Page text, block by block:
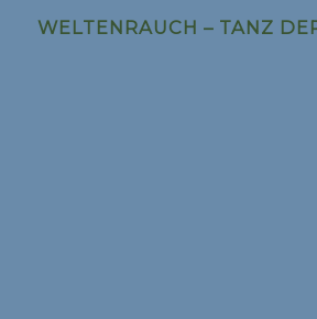
WELTENRAUCH – TANZ